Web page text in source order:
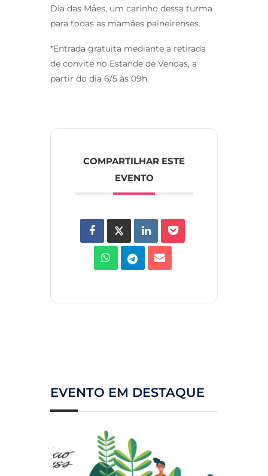
Dia das Mães, um carinho dessa turma
para todas as mamães paineirenses.
*Entrada gratuita mediante a retirada
de convite no Estande de Vendas, a
partir do dia 6/5 às 09h.
COMPARTILHAR ESTE
EVENTO
EVENTO EM DESTAQUE